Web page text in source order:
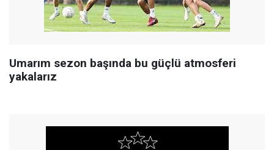
Umarım sezon başında bu güçlü atmosferi
yakalarız